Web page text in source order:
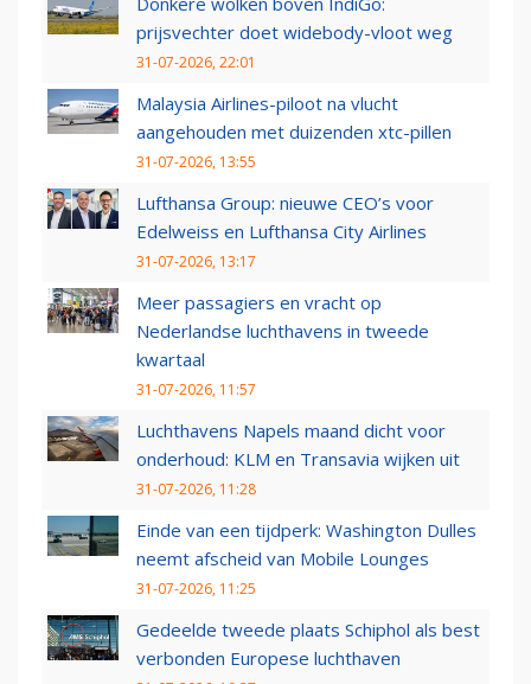
prijsvechter doet widebody-vloot weg
31-07-2026, 22:01
Malaysia Airlines-piloot na vlucht
aangehouden met duizenden xtc-pillen
31-07-2026, 13:55
Lufthansa Group: nieuwe CEO’s voor
Edelweiss en Lufthansa City Airlines
31-07-2026, 13:17
Meer passagiers en vracht op
Nederlandse luchthavens in tweede
kwartaal
31-07-2026, 11:57
Luchthavens Napels maand dicht voor
onderhoud: KLM en Transavia wijken uit
31-07-2026, 11:28
Einde van een tijdperk: Washington Dulles
neemt afscheid van Mobile Lounges
31-07-2026, 11:25
Gedeelde tweede plaats Schiphol als best
verbonden Europese luchthaven